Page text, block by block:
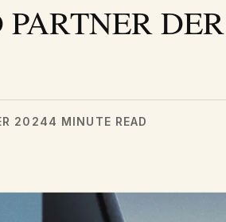
DER
20244 MINUTE READ